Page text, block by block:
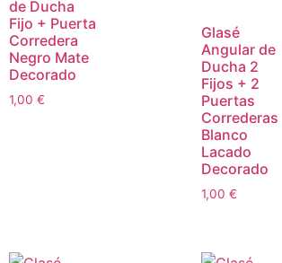
de Ducha
Fijo + Puerta
Corredera
Negro Mate
Decorado
1,00 €
Glasé
Angular de
Ducha 2
Fijos + 2
Puertas
Correderas
Blanco
Lacado
Decorado
1,00 €